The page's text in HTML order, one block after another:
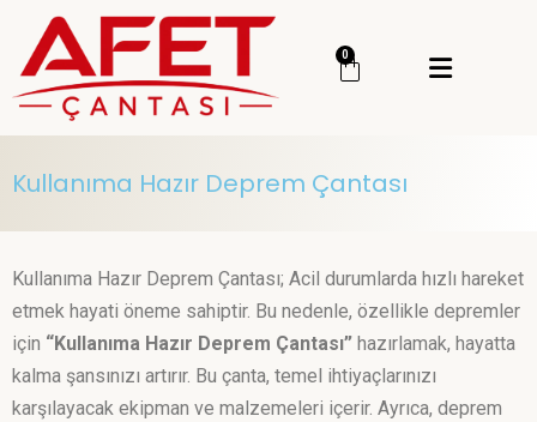
0
Kullanıma Hazır Deprem Çantası
Kullanıma Hazır Deprem Çantası; Acil durumlarda hızlı hareket
etmek hayati öneme sahiptir. Bu nedenle, özellikle depremler
için “Kullanıma Hazır Deprem Çantası” hazırlamak, hayatta
kalma şansınızı artırır. Bu çanta, temel ihtiyaçlarınızı
karşılayacak ekipman ve malzemeleri içerir. Ayrıca, deprem
Menü
Giriş Yap
Kategoriler Menü
Deprem Çantası
Deprem Malzemesi
İlk Yardım Çantası